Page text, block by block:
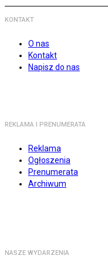
KONTAKT
O nas
Kontakt
Napisz do nas
REKLAMA I PRENUMERATA
Reklama
Ogłoszenia
Prenumerata
Archiwum
NASZE WYDARZENIA